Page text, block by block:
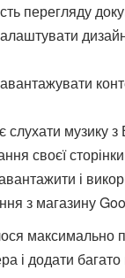
перегляду
слухати музику з
своєї
і
з магазину
максимально
і додати